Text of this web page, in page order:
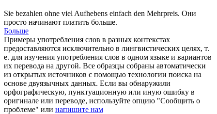
Sie bezahlen ohne viel Aufhebens einfach den Mehrpreis. Они
просто начинают платить больше.
Больше
Примеры употребления слов в разных контекстах
предоставляются исключительно в лингвистических целях, т.
е. для изучения употребления слов в одном языке и вариантов
их перевода на другой. Все образцы собраны автоматически
из открытых источников с помощью технологии поиска на
основе двуязычных данных. Если вы обнаружили
орфографическую, пунктуационную или иную ошибку в
оригинале или переводе, используйте опцию "Сообщить о
проблеме" или напишите нам